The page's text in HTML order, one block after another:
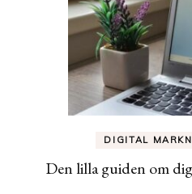
DIGITAL
Den lilla guiden om